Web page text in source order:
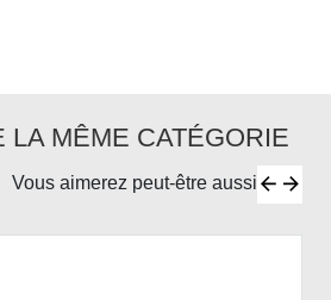
LA MÊME CATÉGORIE
Vous aimerez peut-être aussi